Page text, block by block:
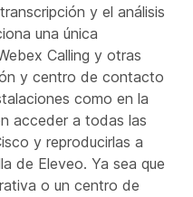
y el análisis
una única
Calling y otras
y centro de contacto
como en la
acceder a todas las
y reproducirlas a
de Eleveo. Ya sea que
o un centro de